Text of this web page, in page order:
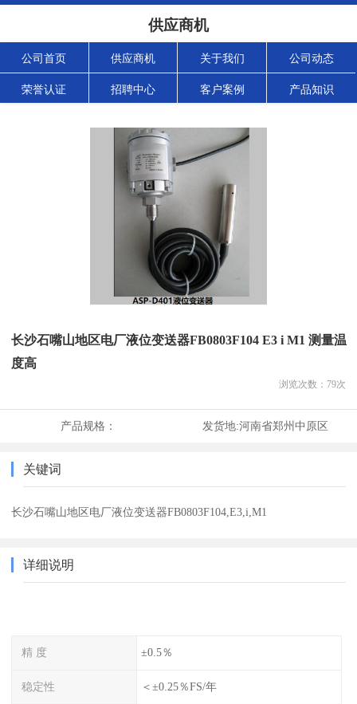
供应商机
公司首页 供应商机 关于我们 公司动态
荣誉认证 招聘中心 客户案例 产品知识
长沙石嘴山地区电厂液位变送器FB0803F104 E3 i M1 测量温
度高
浏览次数： 79次
产品规格： 发货地:河南省郑州中原区
关键词
长沙石嘴山地区电厂液位变送器FB0803F104,E3,i,M1
详细说明
精 度 ±0.5％
稳定性 ＜±0.25％FS/年